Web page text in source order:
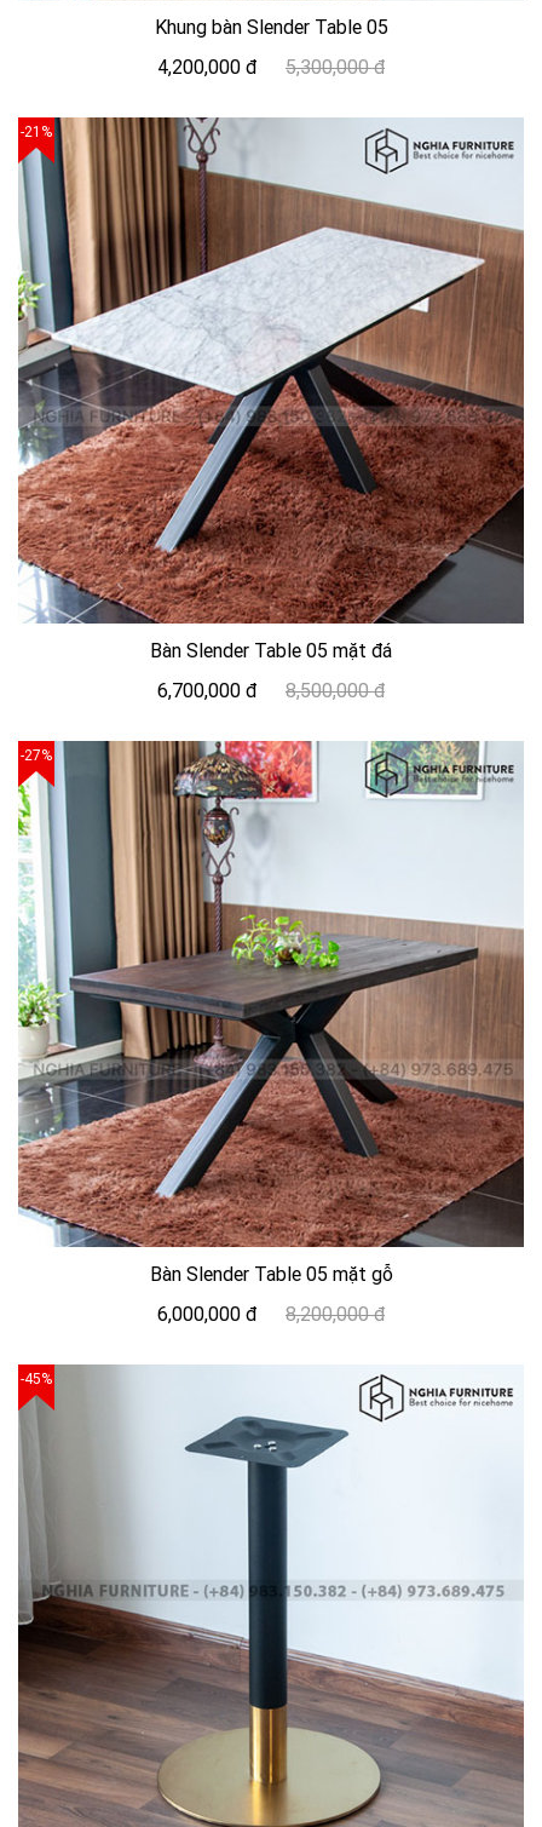
Khung bàn Slender Table 05
4,200,000 đ
5,300,000 đ
-21%
Bàn Slender Table 05 mặt đá
6,700,000 đ
8,500,000 đ
-27%
Bàn Slender Table 05 mặt gỗ
6,000,000 đ
8,200,000 đ
-45%